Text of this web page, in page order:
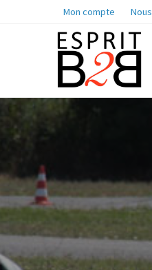
Mon compte